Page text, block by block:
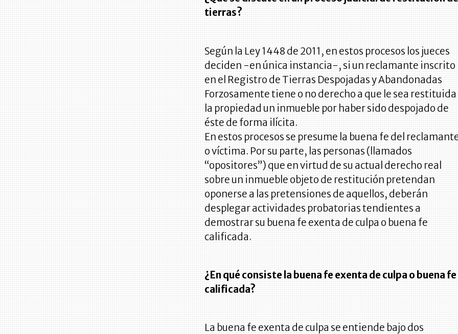
tierras?
Según la Ley 1448 de 2011, en estos procesos los jueces
deciden -en única instancia-, si un reclamante inscrito
en el Registro de Tierras Despojadas y Abandonadas
Forzosamente tiene o no derecho a que le sea restituida
la propiedad un inmueble por haber sido despojado de
éste de forma ilícita.
En estos procesos se presume la buena fe del
o víctima. Por su parte, las personas (llamados
“opositores”) que en virtud de su actual derecho real
sobre un inmueble objeto de restitución pretendan
oponerse a las pretensiones de aquellos, deberán
desplegar actividades probatorias tendientes a
demostrar su buena fe exenta de culpa o buena fe
calificada.
¿En qué consiste la buena fe exenta de culpa o buena fe
calificada?
La buena fe exenta de culpa se entiende bajo dos